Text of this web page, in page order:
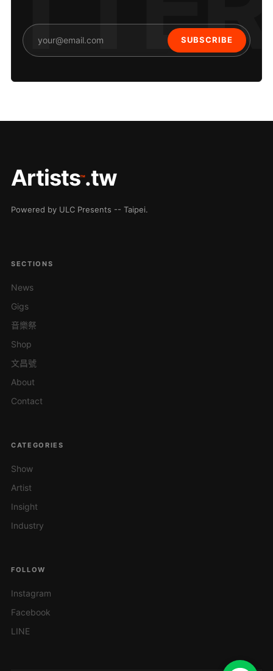
SUBSCRIBE
Artists™.tw
Powered by ULC Presents -- Taipei.
SECTIONS
News
Gigs
音樂祭
Shop
文昌號
About
Contact
CATEGORIES
Show
Artist
Insight
Industry
FOLLOW
Instagram
Facebook
LINE